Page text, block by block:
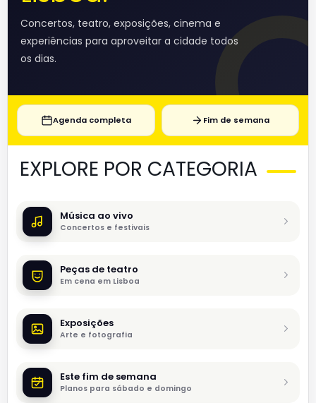
Concertos, teatro, exposições, cinema e
experiências para aproveitar a cidade todos
os dias.
Agenda completa Fim de semana
EXPLORE POR CATEGORIA
Música ao vivo
Concertos e festivais
Peças de teatro
Em cena em Lisboa
Exposições
Arte e fotografia
Este fim de semana
Planos para sábado e domingo